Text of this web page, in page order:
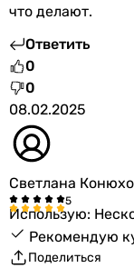
что делают.
Ответить
0
0
08.02.2025
Светлана
Использую:
Рекомендую
Поделиться